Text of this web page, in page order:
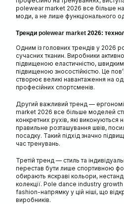
polewear market 2026 все більше
моди, а не лише функціонального
Тренди polewear market2026:
Одним із головних трендів у 2026
сучасних тканин. Виробники
підвищеною еластичністю,
підвищеною зносостійкістю. Це
створює великі навантаження на
професійних спортсменів.
Другий важливий тренд —
market 2026 все більше моделей
конкретних рухів, які виконуються
правильне розташування швів,
посадку. Такий підхід значно
час тренувань.
Третій тренд — стиль та
перестав бути лише спортивною
обирають яскраві кольори,
колекції. Pole dance industry
fashion-напрямку у цій ніші, що
виробників.